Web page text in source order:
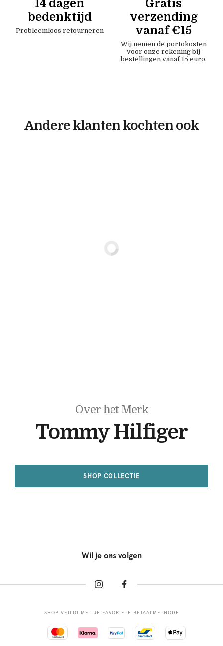
14 dagen
bedenktijd
Probleemloos retourneren
Gratis
verzending
vanaf €15
Wij nemen de portokosten
voor onze rekening bij
bestellingen vanaf 15 euro.
Andere klanten kochten ook
Over het Merk
Tommy Hilfiger
SHOP COLLECTIE
Wil je ons volgen
SHOP VEILIG MET JE FAVORIETE BETAALMETHODE